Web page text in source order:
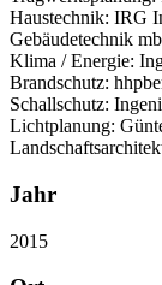
Haustechnik: IRG
Gebäudetechnik
Klima / Energie:
Brandschutz:
Schallschutz:
Lichtplanung:
Jahr
2015